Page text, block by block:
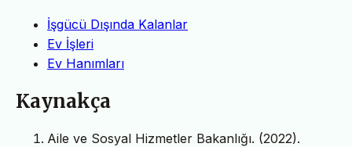
İşgücü Dışında Kalanlar
Ev İşleri
Ev Hanımları
Kaynakça
Aile ve Sosyal Hizmetler Bakanlığı. (2022).